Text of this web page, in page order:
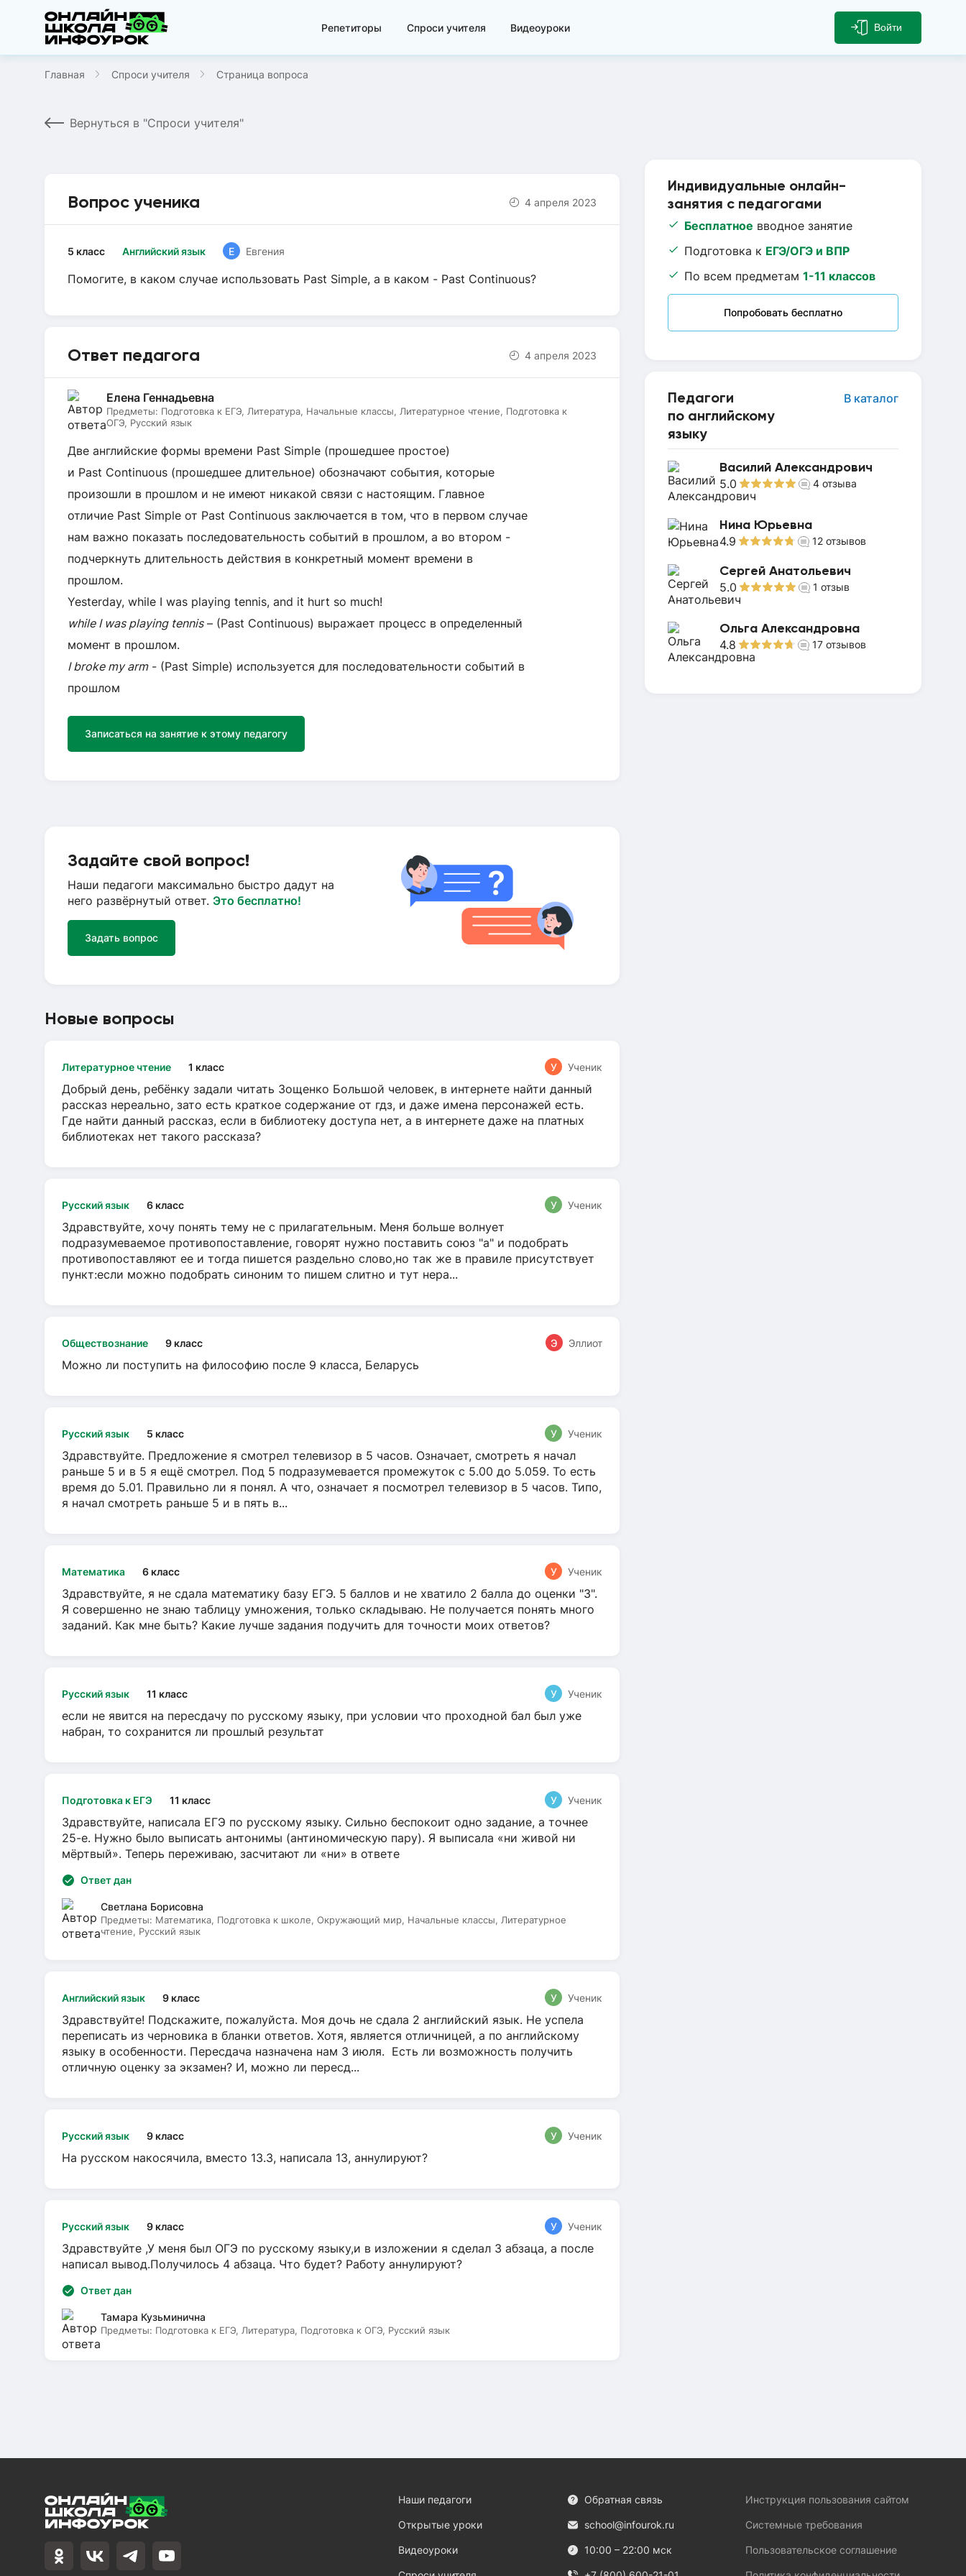
Репетиторы Спроси учителя Видеоуроки Войти
Главная Спроси учителя Страница вопроса
Вернуться в "Спроси учителя"
Индивидуальные онлайн-
занятия с педагогами
Бесплатное вводное занятие
Подготовка к ЕГЭ/ОГЭ и ВПР
По всем предметам 1-11 классов
Попробовать бесплатно
Педагоги
по английскому
языку
В каталог
Василий Александрович
5.0 4 отзыва
Нина Юрьевна
4.9 12 отзывов
Сергей Анатольевич
5.0 1 отзыв
Ольга Александровна
4.8 17 отзывов
Вопрос ученика 4 апреля 2023
Английский язык
5 класс Е Евгения
Помогите, в каком случае использовать Past Simple, а в каком - Past Continuous?
Ответ педагога 4 апреля 2023
Елена Геннадьевна
Предметы: Подготовка к ЕГЭ, Литература, Начальные классы, Литературное чтение, Подготовка к
ОГЭ, Русский язык
Две английские формы времени Past Simple (прошедшее простое)
и Past Continuous (прошедшее длительное) обозначают события, которые
произошли в прошлом и не имеют никакой связи с настоящим. Главное
отличие Past Simple от Past Continuous заключается в том, что в первом случае
нам важно показать последовательность событий в прошлом, а во втором -
подчеркнуть длительность действия в конкретный момент времени в
прошлом.
Yesterday, while I was playing tennis, and it hurt so much!
while I was playing tennis– (Past Continuous) выражает процесс в определенный
момент в прошлом.
I broke my arm- (Past Simple) используется для последовательности событий в
прошлом
Записаться на занятие к этому педагогу
Задайте свой вопрос!
Наши педагоги максимально быстро дадут на
него развёрнутый ответ. Это бесплатно!
Задать вопрос
Новые вопросы
Литературное чтение 1 класс У Ученик
Добрый день, ребёнку задали читать Зощенко Большой человек, в интернете найти данный
рассказ нереально, зато есть краткое содержание от гдз, и даже имена персонажей есть.
Где найти данный рассказ, если в библиотеку доступа нет, а в интернете даже на платных
библиотеках нет такого рассказа?
Русский язык 6 класс У Ученик
Здравствуйте, хочу понять тему не с прилагательным. Меня больше волнует
подразумеваемое противопоставление, говорят нужно поставить союз "а" и подобрать
противопоставляют ее и тогда пишется раздельно слово,но так же в правиле присутствует
пункт:если можно подобрать синоним то пишем слитно и тут нера...
Обществознание 9 класс Э Эллиот
Можно ли поступить на философию после 9 класса, Беларусь
Русский язык 5 класс У Ученик
Здравствуйте. Предложение я смотрел телевизор в 5 часов. Означает, смотреть я начал
раньше 5 и в 5 я ещё смотрел. Под 5 подразумевается промежуток с 5.00 до 5.059. То есть
время до 5.01. Правильно ли я понял. А что, означает я посмотрел телевизор в 5 часов. Типо,
я начал смотреть раньше 5 и в пять в...
Математика 6 класс У Ученик
Здравствуйте, я не сдала математику базу ЕГЭ. 5 баллов и не хватило 2 балла до оценки "3".
Я совершенно не знаю таблицу умножения, только складываю. Не получается понять много
заданий. Как мне быть? Какие лучше задания подучить для точности моих ответов?
Русский язык 11 класс У Ученик
если не явится на пересдачу по русскому языку, при условии что проходной бал был уже
набран, то сохранится ли прошлый результат
Подготовка к ЕГЭ 11 класс У Ученик
Здравствуйте, написала ЕГЭ по русскому языку. Сильно беспокоит одно задание, а точнее
25-е. Нужно было выписать антонимы (антиномическую пару). Я выписала «ни живой ни
мёртвый». Теперь переживаю, засчитают ли «ни» в ответе
Ответ дан
Светлана Борисовна
Предметы: Математика, Подготовка к школе, Окружающий мир, Начальные классы, Литературное
чтение, Русский язык
Английский язык 9 класс У Ученик
Здравствуйте! Подскажите, пожалуйста. Моя дочь не сдала 2 английский язык. Не успела
переписать из черновика в бланки ответов. Хотя, является отличницей, а по английскому
языку в особенности. Пересдача назначена нам 3 июля. Есть ли возможность получить
отличную оценку за экзамен? И, можно ли пересд...
Русский язык 9 класс У Ученик
На русском накосячила, вместо 13.3, написала 13, аннулируют?
Русский язык 9 класс У Ученик
Здравствуйте ,У меня был ОГЭ по русскому языку,и в изложении я сделал 3 абзаца, а после
написал вывод.Получилось 4 абзаца. Что будет? Работу аннулируют?
Ответ дан
Тамара Кузьминична
Предметы: Подготовка к ЕГЭ, Литература, Подготовка к ОГЭ, Русский язык
Наши педагоги
Открытые уроки
Видеоуроки
Обратная связь
school@infourok.ru
10:00 – 22:00 мск
Инструкция пользования сайтом
Системные требования
Пользовательское соглашение